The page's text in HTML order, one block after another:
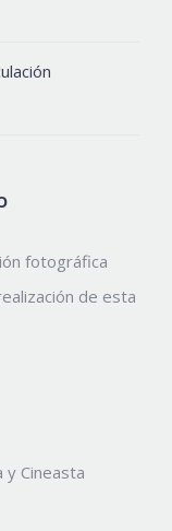
fotográfica
de esta
Cineasta